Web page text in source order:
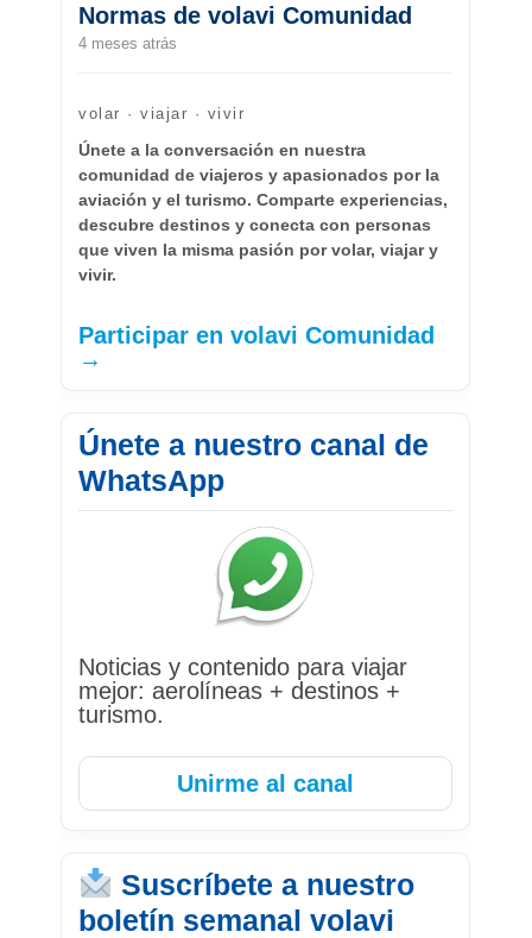
Normas de volavi Comunidad
4 meses atrás
volar · viajar · vivir
Únete a la conversación en nuestra
comunidad de viajeros y apasionados por la
aviación y el turismo. Comparte experiencias,
descubre destinos y conecta con personas
que viven la misma pasión por volar, viajar y
vivir.
Participar en volavi Comunidad
→
Únete a nuestro canal de
WhatsApp
Noticias y contenido para viajar
mejor: aerolíneas + destinos +
turismo.
Unirme al canal
Suscríbete a nuestro
boletín semanal volavi